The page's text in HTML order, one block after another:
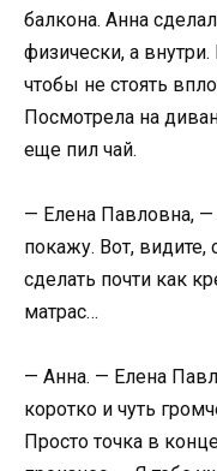
балкона. Анна
физически, а внутри.
чтобы не стоять
Посмотрела на
еще пил чай.
— Елена Павловна, —
покажу. Вот, видите,
сделать почти как
матрас…
— Анна. — Елена
коротко и чуть
Просто точка в